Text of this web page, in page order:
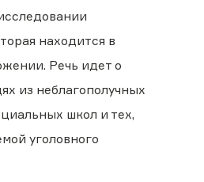
находится в
Речь идет о
из неблагополучных
школ и тех,
уголовного